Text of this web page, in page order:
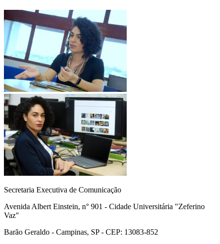
Secretaria Executiva de Comunicação
Avenida Albert Einstein, n° 901 - Cidade Universitária "Zeferino
Vaz"
Barão Geraldo - Campinas, SP - CEP: 13083-852